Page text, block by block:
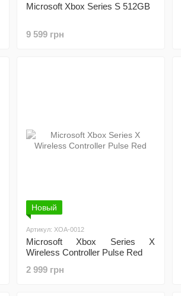
Microsoft Xbox Series S 512GB
9 599 грн
Новый
Артикул: XOA-0012
Microsoft Xbox Series X
Wireless Controller Pulse Red
2 999 грн